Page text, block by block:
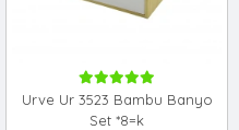
Urve Ur 3523 Bambu Banyo
Set *8=k